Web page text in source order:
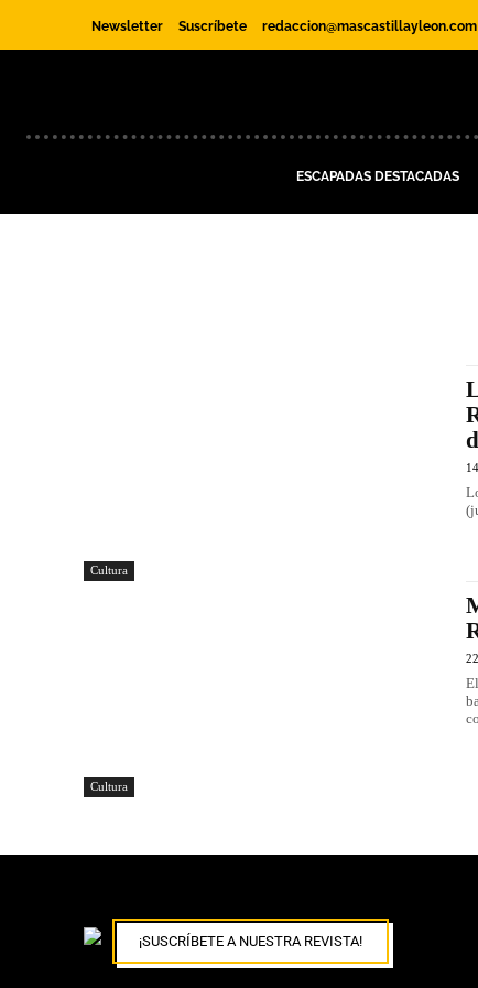
Newsletter Suscríbete redaccion@mascastillayleon.com
ESCAPADAS DESTACADAS
Cultura
Cultura
¡SUSCRÍBETE A NUESTRA REVISTA!